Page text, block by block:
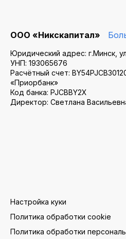
ООО «Никскапитал»
Юридический адрес: г.Минск,
УНП: 193065676
Расчётный счет:
«Приорбанк»
Код банка: PJCBBY2X
Директор: Светлана
Настройка куки
Политика обработки cookie
Политика обработки